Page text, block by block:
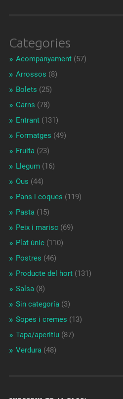
Categories
Acompanyament(57)
Arrossos (8)
Bolets (25)
Carns (78)
Entrant(131)
Formatges (49)
Fruita(23)
Llegum (16)
Ous (44)
Pans i coques (119)
Pasta(15)
Peix i marisc(69)
Plat únic(110)
Postres (46)
Producte del hort(131)
Salsa(8)
Sin categoría(3)
Sopes i cremes (13)
Tapa/aperitiu(87)
Verdura(48)